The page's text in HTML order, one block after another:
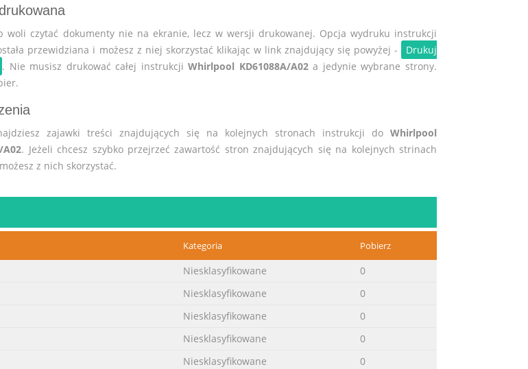
woli czytać dokumenty nie na ekranie, lecz w wersji drukowanej. Opcja wydruku instrukcji
przewidziana i możesz z niej skorzystać klikając w link znajdujący się powyżej -
Drukuj
. Nie musisz drukować całej instrukcjiWhirlpool KD61088A/A02a jedynie wybrane strony.
zajawki treści znajdujących się na kolejnych stronach instrukcji do Whirlpool
A02. Jeżeli chcesz szybko przejrzeć zawartość stron znajdujących się na kolejnych strinach
z nich skorzystać.
Kategoria Pobierz
Niesklasyfikowane
0
Niesklasyfikowane
0
Niesklasyfikowane
0
Niesklasyfikowane
0
Niesklasyfikowane
0